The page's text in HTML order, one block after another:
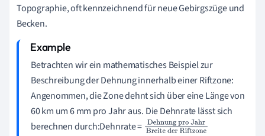
Topographie, oft kennzeichnend für neue Gebirgszüge und
Becken.
Betrachten wir ein mathematisches Beispiel zur
Beschreibung der Dehnung innerhalb einer Riftzone:
Angenommen, die Zone dehnt sich über eine Länge von
60 km um 6 mm pro Jahr aus. Die Dehnrate lässt sich
berechnen durch:Dehnrate = Dehnung pro